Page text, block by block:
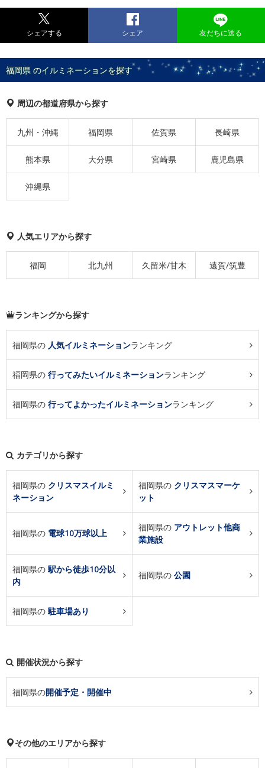
シェアする シェア 友だちに送る
福岡県 のイルミネーションを探す
周辺の都道府県から探す
九州・沖縄 福岡県 佐賀県 長崎県
熊本県 大分県 宮崎県 鹿児島県
沖縄県
人気エリアから探す
福岡 北九州 久留米/甘木 遠賀/筑豊
ランキングから探す
福岡県の 人気イルミネーションランキング
福岡県の 行ってみたいイルミネーションランキング
福岡県の 行ってよかったイルミネーションランキング
カテゴリから探す
福岡県の クリスマスイルミ
ネーション
福岡県の クリスマスマーケ
ット
福岡県の 電球10万球以上
福岡県の アウトレット他商
業施設
福岡県の駅から徒歩10分以
内
福岡県の 公園
福岡県の駐車場あり
開催状況から探す
福岡県の開催予定・開催中
その他のエリアから探す